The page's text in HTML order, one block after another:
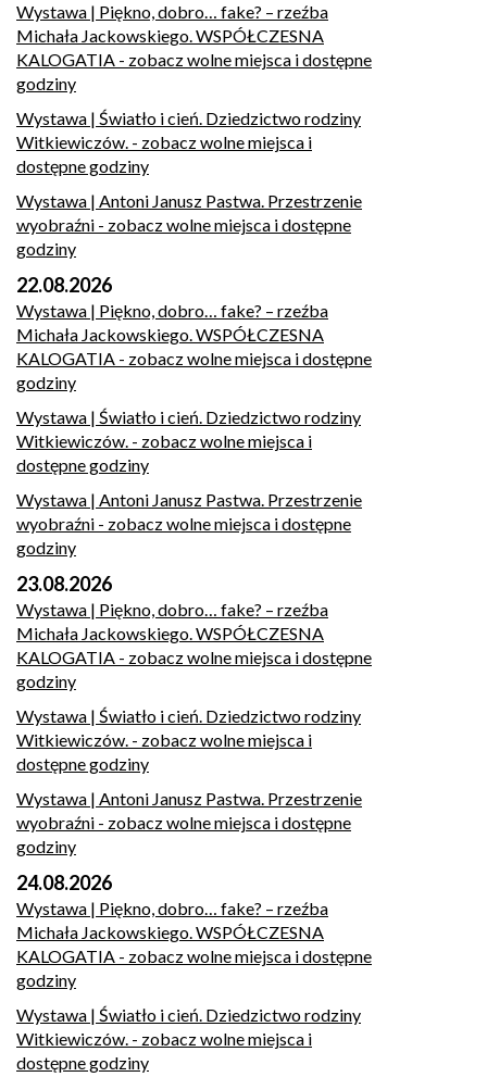
Wystawa | Piękno, dobro… fake? – rzeźba
Michała Jackowskiego. WSPÓŁCZESNA
KALOGATIA - zobacz wolne miejsca i dostępne
godziny
Wystawa | Światło i cień. Dziedzictwo rodziny
Witkiewiczów. - zobacz wolne miejsca i
dostępne godziny
Wystawa | Antoni Janusz Pastwa. Przestrzenie
wyobraźni - zobacz wolne miejsca i dostępne
godziny
22.08.2026
Wystawa | Piękno, dobro… fake? – rzeźba
Michała Jackowskiego. WSPÓŁCZESNA
KALOGATIA - zobacz wolne miejsca i dostępne
godziny
Wystawa | Światło i cień. Dziedzictwo rodziny
Witkiewiczów. - zobacz wolne miejsca i
dostępne godziny
Wystawa | Antoni Janusz Pastwa. Przestrzenie
wyobraźni - zobacz wolne miejsca i dostępne
godziny
23.08.2026
Wystawa | Piękno, dobro… fake? – rzeźba
Michała Jackowskiego. WSPÓŁCZESNA
KALOGATIA - zobacz wolne miejsca i dostępne
godziny
Wystawa | Światło i cień. Dziedzictwo rodziny
Witkiewiczów. - zobacz wolne miejsca i
dostępne godziny
Wystawa | Antoni Janusz Pastwa. Przestrzenie
wyobraźni - zobacz wolne miejsca i dostępne
godziny
24.08.2026
Wystawa | Piękno, dobro… fake? – rzeźba
Michała Jackowskiego. WSPÓŁCZESNA
KALOGATIA - zobacz wolne miejsca i dostępne
godziny
Wystawa | Światło i cień. Dziedzictwo rodziny
Witkiewiczów. - zobacz wolne miejsca i
dostępne godziny